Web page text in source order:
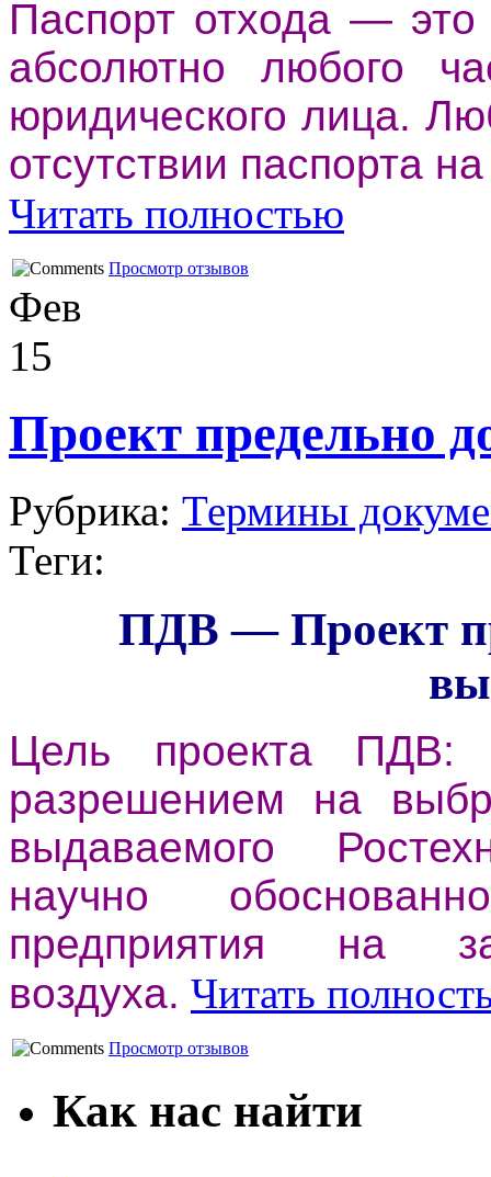
Паспорт отхода —
абсолютно любого
юридического лица.
отсутствии паспорта
Читать полностью
Просмотр отзывов
Фев
15
Проект предельно
Рубрика: Термины
Теги:
ПДВ — Проект
Цель проекта ПДВ:
разрешением на
выдаваемого
научно
предприятия на
воздуха. Читать
Просмотр отзывов
Как нас найти